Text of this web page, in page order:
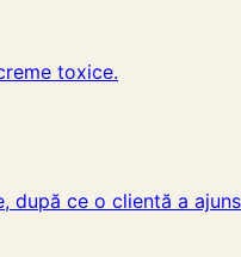
toxice.
ce o clientă a